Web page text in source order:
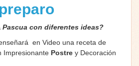
Pascua con diferentes ideas?
en Video una receta de
Impresionante Postre y Decoración